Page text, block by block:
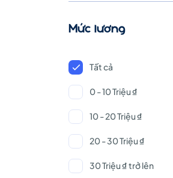
Khách
hàng
Mức lương
Tất cả
0 - 10 Triệu ₫
10 - 20 Triệu ₫
20 - 30 Triệu ₫
30 Triệu ₫ trở lên